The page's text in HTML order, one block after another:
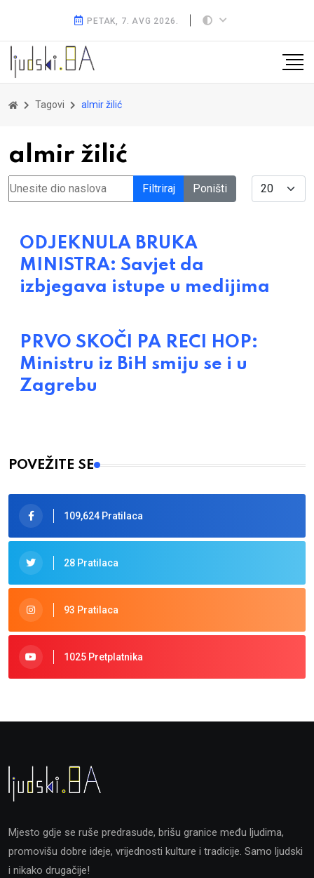
PETAK, 7. AVG 2026.
Tagovi almir žilić
almir žilić
Unesite dio naslova Filtriraj Poništi Display #
ODJEKNULA BRUKA
MINISTRA: Savjet da
izbjegava istupe u medijima
PRVO SKOČI PA RECI HOP:
Ministru iz BiH smiju se i u
Zagrebu
POVEŽITE SE
109,624 Pratilaca
28 Pratilaca
93 Pratilaca
1025 Pretplatnika
Mjesto gdje se ruše predrasude, brišu granice među ljudima,
promovišu dobre ideje, vrijednosti kulture i tradicije. Samo ljudski
i nikako drugačije!